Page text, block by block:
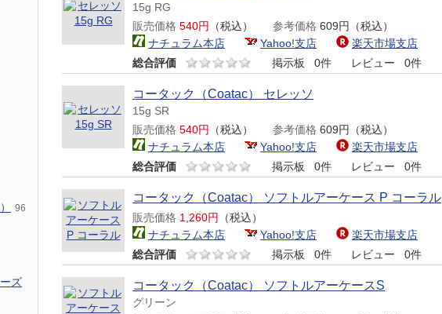
15g RG
販売価格 540円 （税込） 参考価格 609円（税込）
ナチュラム本店
Yahoo!支店
楽天市場支店
総合評価
掲示板 0件 レビュー 0件
コータック（Coatac） セレッソ
15g SR
販売価格 540円 （税込） 参考価格 609円（税込）
ナチュラム本店
Yahoo!支店
楽天市場支店
総合評価
掲示板 0件 レビュー 0件
コータック（Coatac） ソフトルアーケース P コーラル
販売価格 1,260円
（税込）
ナチュラム本店
Yahoo!支店
楽天市場支店
総合評価
掲示板 0件 レビュー 0件
コータック（Coatac） ソフトルアーケースS
グリーン
96
ズ